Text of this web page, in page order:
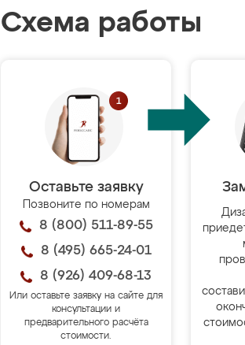
Схема работы
Оставьте заявку
Позвоните по номерам
8 (800) 511-89-55
8 (495) 665-24-01
8 (926) 409-68-13
Или оставьте заявку на сайте для
консультации и
предварительного расчёта
стоимости.